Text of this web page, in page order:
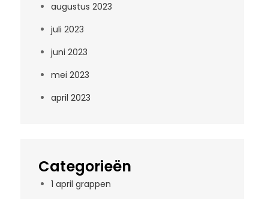
augustus 2023
juli 2023
juni 2023
mei 2023
april 2023
Categorieën
1 april grappen